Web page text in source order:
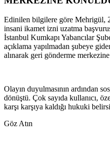
Edinilen bilgilere göre Mehrigül,
insani ikamet izni uzatma
İstanbul Kumkapı Yabancılar
açıklama yapılmadan şubeye
alınarak geri gönderme
Olayın duyulmasının ardından
dönüştü. Çok sayıda kullanıcı,
karşı karşıya kaldığı hukuki
Göz Atın